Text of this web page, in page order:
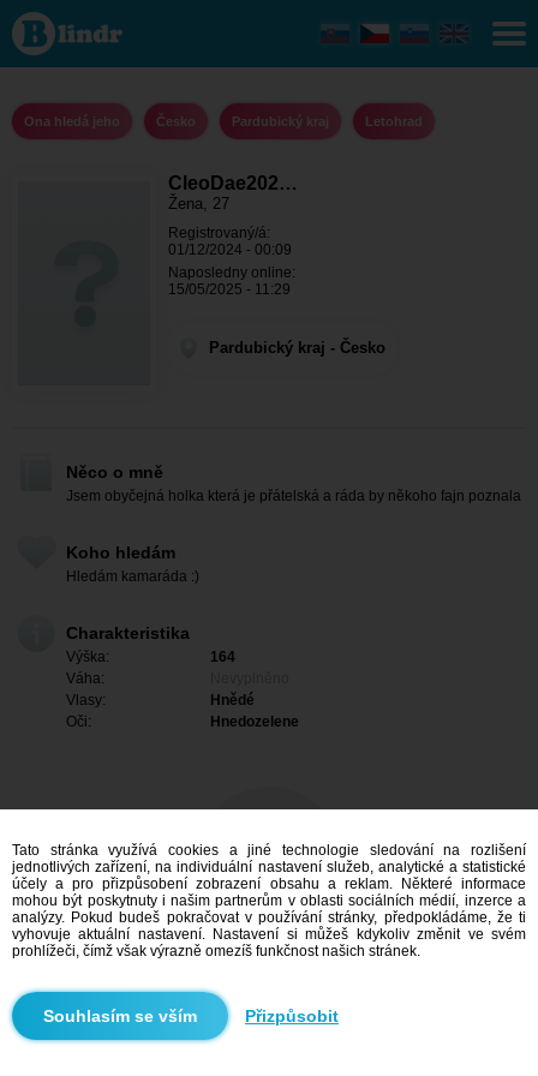
CleoDae2025
- Ona hledá
jeho
Pardubický
Letohrad
Ona hledá jeho Česko Pardubický kraj Letohrad
CleoDae202…
Žena, 27
Registrovaný/á:
01/12/2024 - 00:09
Naposledny online:
15/05/2025 - 11:29
Pardubický kraj - Česko
Něco o mně
Jsem obyčejná holka která je přátelská a ráda by někoho fajn poznala
Koho hledám
Hledám kamaráda :)
Charakteristika
Výška:
164
Váha:
Vlasy:
Hnědé
Oči:
Hnedozelene
Mám zájem
Vyhledávání
Tato stránka využívá cookies a jiné technologie sledování na rozlišení
jednotlivých zařízení, na individuální nastavení služeb, analytické a statistické
účely a pro přizpůsobení zobrazení obsahu a reklam. Některé informace
mohou být poskytnuty i našim partnerům v oblasti sociálních médií, inzerce a
analýzy. Pokud budeš pokračovat v používání stránky, předpokládáme, že ti
vyhovuje aktuální nastavení. Nastavení si můžeš kdykoliv změnit ve svém
prohlížeči, čímž však výrazně omezíš funkčnost našich stránek.
Přizpůsobit